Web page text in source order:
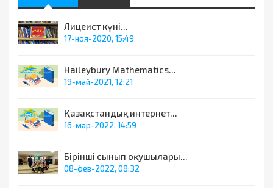
Лицеист күні...
17-ноя-2020, 15:49
Haileybury Mathematics...
19-май-2021, 12:21
Қазақстандық интернет...
16-мар-2022, 14:59
Бірінші сынып оқушылары...
08-фев-2022, 08:32